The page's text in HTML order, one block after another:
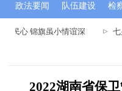
民心 锦旗虽小情谊深 七
政法要闻 队伍建设 检
2022湖南省保